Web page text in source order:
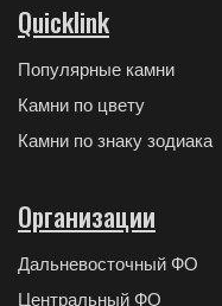
Quicklink
Популярные камни
Камни по цвету
Камни по знаку зодиака
Организации
Дальневосточный ФО
Центральный ФО